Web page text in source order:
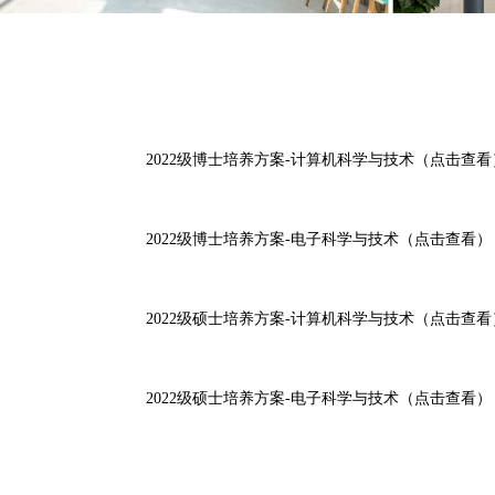
2022级博士培养方案-计算机科学与技术（点击查看
2022级博士培养方案-电子科学与技术（点击查看）
2022级硕士培养方案-计算机科学与技术（点击查看
2022级硕士培养方案-电子科学与技术（点击查看）